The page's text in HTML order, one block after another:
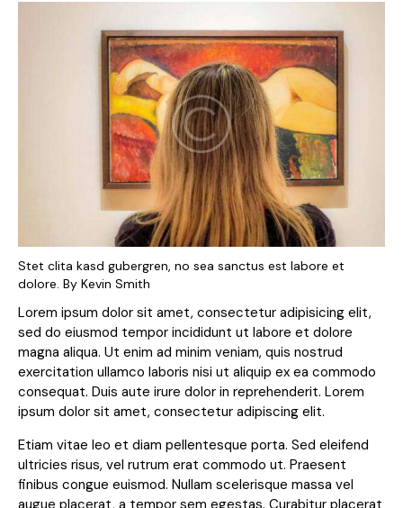
Stet clita kasd gubergren, no sea sanctus est labore et
dolore. By Kevin Smith
Lorem ipsum dolor sit amet, consectetur adipisicing elit,
sed do eiusmod tempor incididunt ut labore et dolore
magna aliqua. Ut enim ad minim veniam, quis nostrud
exercitation ullamco laboris nisi ut aliquip ex ea commodo
consequat. Duis aute irure dolor in reprehenderit. Lorem
ipsum dolor sit amet, consectetur adipiscing elit.
Etiam vitae leo et diam pellentesque porta. Sed eleifend
ultricies risus, vel rutrum erat commodo ut. Praesent
finibus congue euismod. Nullam scelerisque massa vel
augue placerat, a tempor sem egestas. Curabitur placerat